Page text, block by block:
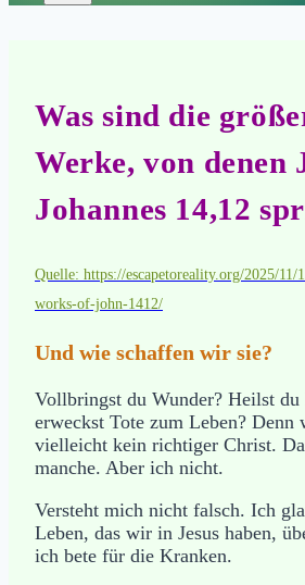
Was sind die
Werke, von denen
Johannes 14,12
Quelle: https://escapetoreality.org/2025/11/
works-of-john-1412/
Und wie schaffen wir sie?
Vollbringst du Wunder? Heilst du
erweckst Tote zum Leben? Denn
vielleicht kein richtiger Christ.
manche. Aber ich nicht.
Versteht mich nicht falsch. Ich
Leben, das wir in Jesus haben,
ich bete für die Kranken.